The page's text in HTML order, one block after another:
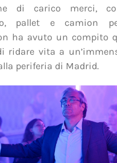
di carico merci,
pallet e camion
ha avuto un compito
ridare vita a
periferia di Madrid.